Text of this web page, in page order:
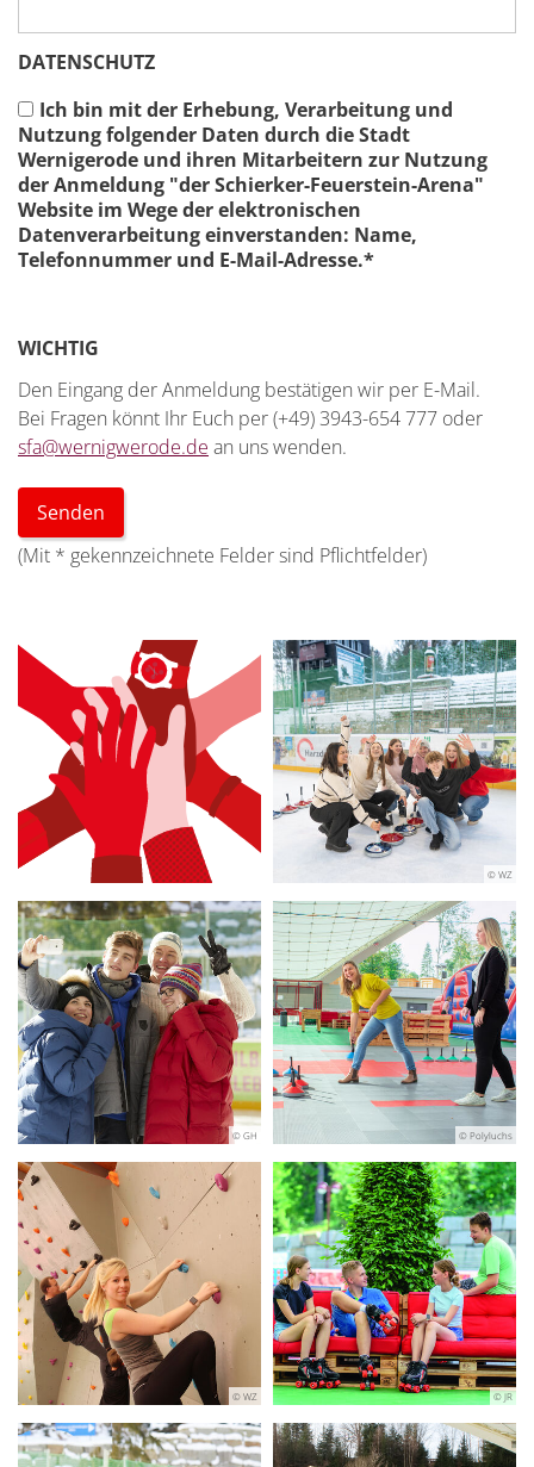
DATENSCHUTZ
Ich bin mit der Erhebung, Verarbeitung und
Nutzung folgender Daten durch die Stadt
Wernigerode und ihren Mitarbeitern zur Nutzung
der Anmeldung "der Schierker-Feuerstein-Arena"
Website im Wege der elektronischen
Datenverarbeitung einverstanden: Name,
Telefonnummer und E-Mail-Adresse.*
WICHTIG
Den Eingang der Anmeldung bestätigen wir per E-Mail.
Bei Fragen könnt Ihr Euch per (+49) 3943-654 777 oder
sfa@wernigwerode.de an uns wenden.
(Mit * gekennzeichnete Felder sind Pflichtfelder)
© WZ
© GH © Polyluchs
© WZ © JR